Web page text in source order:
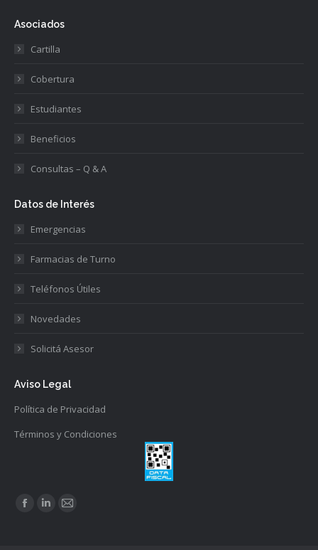
Asociados
Cartilla
Cobertura
Estudiantes
Beneficios
Consultas – Q & A
Datos de Interés
Emergencias
Farmacias de Turno
Teléfonos Útiles
Novedades
Solicitá Asesor
Aviso Legal
Política de Privacidad
Términos y Condiciones
Find us on:
Facebook
Linkedin
Mail